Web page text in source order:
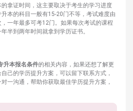
拿证时间，这主要取决于考生的学习进度
本的科目一般有15-20门不等，考试难度由
一年最多可考12门。如果每次考试的课程
半到两年时间就拿到学历证书。
升本报名条件的相关内容，如果还想了解更
己的学历提升方案，可以留下联系方式，
一沟通，帮助你获取最佳学历提升方案，